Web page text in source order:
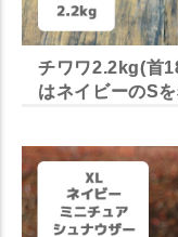
チワワ2.2kg(首
はネイビーのSを